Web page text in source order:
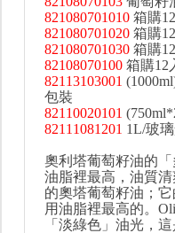
821080701010 箱購
821080701020 箱購
821080701030 箱購
82108070100 箱購12
82113103001
包裝
82110020101
82111081201 1L/玻
奧利塔葡萄籽油的
油脂裡最高，油質
的奧塔葡萄籽油；
用油脂裡最高的。
「淡綠色」油光，